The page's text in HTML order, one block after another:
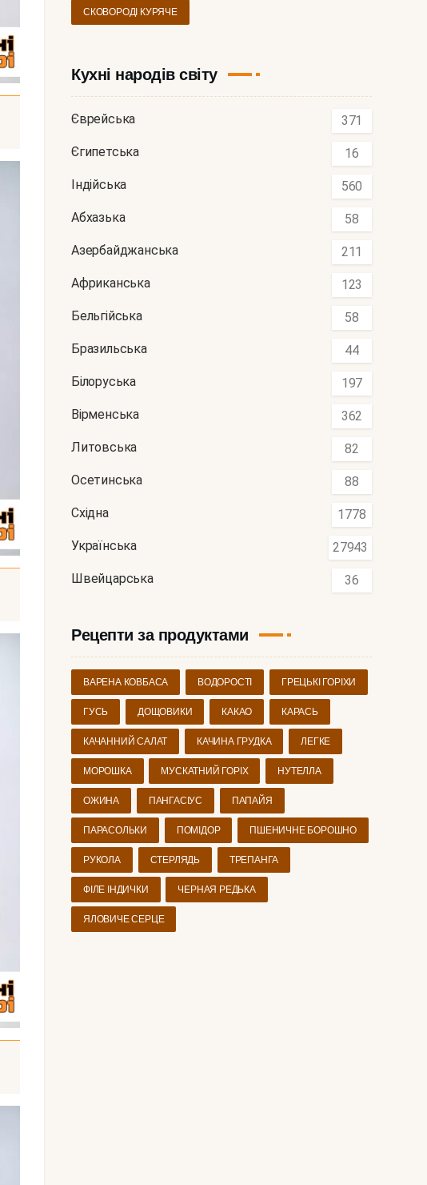
СКОВОРОДІ КУРЯЧЕ
Кухні народів світу
Єврейська 371
Єгипетська 16
Індійська 560
Абхазька 58
Азербайджанська 211
Африканська 123
Бельгійська 58
Бразильська 44
Білоруська 197
Вірменська 362
Литовська 82
Осетинська 88
Східна 1778
Українська 27943
Швейцарська 36
Рецепти за продуктами
ВАРЕНА КОВБАСА ВОДОРОСТІ ГРЕЦЬКІ ГОРІХИ
ГУСЬ ДОЩОВИКИ КАКАО КАРАСЬ
КАЧАННИЙ САЛАТ КАЧИНА ГРУДКА ЛЕГКЕ
МОРОШКА МУСКАТНИЙ ГОРІХ НУТЕЛЛА
ОЖИНА ПАНГАСІУС ПАПАЙЯ
ПАРАСОЛЬКИ ПОМІДОР ПШЕНИЧНЕ БОРОШНО
РУКОЛА СТЕРЛЯДЬ ТРЕПАНГА
ФІЛЕ ІНДИЧКИ ЧЕРНАЯ РЕДЬКА
ЯЛОВИЧЕ СЕРЦЕ